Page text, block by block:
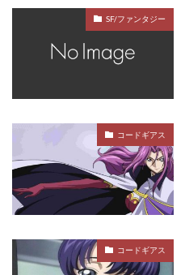
SF/ファンタジー
コードギアス
コードギアス